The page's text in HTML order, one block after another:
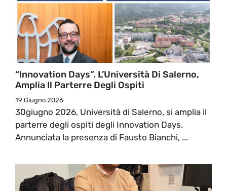
“Innovation Days”. L’Università Di Salerno,
Amplia Il Parterre Degli Ospiti
19 Giugno 2026
30giugno 2026, Università di Salerno, si amplia il
parterre degli ospiti degli Innovation Days.
Annunciata la presenza di Fausto Bianchi, ...